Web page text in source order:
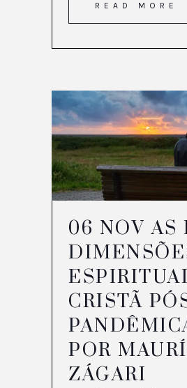
READ MORE
06 NOV AS
CRISTÃ
POR
ZÁGARI